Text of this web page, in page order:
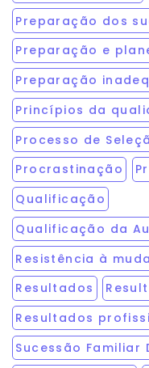
Preparação dos
Preparação e
Preparação
Princípios da
Processo de
Procrastinação
Qualificação
Qualificação da
Resistência à
Resultados
Resultados
Sucessão Familiar